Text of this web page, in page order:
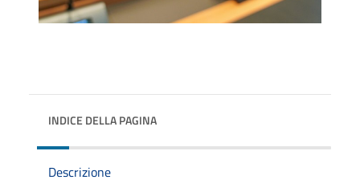
INDICE DELLA PAGINA
Descrizione